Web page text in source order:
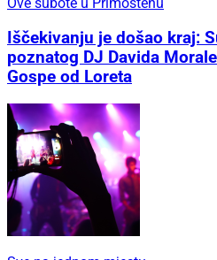
Iščekivanju je došao kraj:
poznatog DJ Davida
Gospe od Loreta